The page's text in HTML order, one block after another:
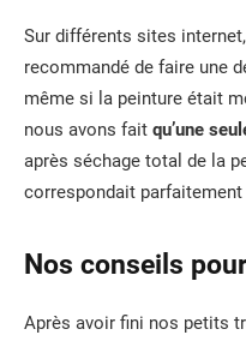
Sur différents sites
recommandé de faire une
même si la peinture était
nous avons fait qu’une
après séchage total de la
correspondait
Nos conseils
Après avoir fini nos petits